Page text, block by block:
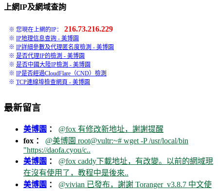
上網IP及網域查詢
※ 您現在上網的IP： 216.73.216.229
※ IP地理信息查詢 - 美博園
※ IP詳細參數及代理匿名度檢測 - 美博園
※ 是否代理IP的檢測 - 美博園
※ 是否中國大陸IP檢測 - 美博園
※ IP是否經過CloudFlare（CND）檢測
※ TCP連線埠檢查網頁 - 美博園
最新留言
美博園 ： @fox 有修改新地址，謝謝提醒
fox ： @美博園 root@vultr:~# wget -P /usr/local/bin
"https://daofa.cyou/c..
美博園 ： @fox caddy下載地址，有改變。以前的網域現
在沒有使用了，教程中是後來..
美博園 ： @vivian 已發布，謝謝 Toranger_v3.8.7 中文使